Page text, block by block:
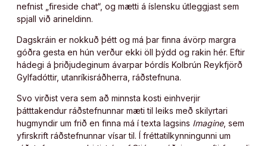
nefnist „fireside chat“, og mætti á íslensku útleggjast sem
spjall við arineldinn.
Dagskráin er nokkuð þétt og má þar finna ávörp margra
góðra gesta en hún verður ekki öll þýdd og rakin hér. Eftir
hádegi á þriðjudeginum ávarpar Þórdís Kolbrún Reykfjörð
Gylfadóttir, utanríkisráðherra, ráðstefnuna.
Svo virðist vera sem að minnsta kosti einhverjir
þátttakendur ráðstefnunnar mæti til leiks með skilyrtari
hugmyndir um frið en finna má í texta lagsins Imagine, sem
yfirskrift ráðstefnunnar vísar til. Í fréttatilkynningunni um